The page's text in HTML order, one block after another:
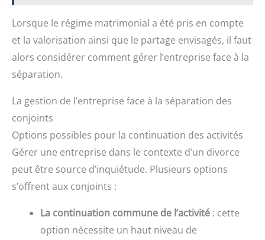
Lorsque le régime matrimonial a été pris en compte
et la valorisation ainsi que le partage envisagés, il faut
alors considérer comment gérer l’entreprise face à la
séparation.
La gestion de l’entreprise face à la séparation des
conjoints
Options possibles pour la continuation des activités
Gérer une entreprise dans le contexte d’un divorce
peut être source d’inquiétude. Plusieurs options
s’offrent aux conjoints :
La continuation commune de l’activité : cette
option nécessite un haut niveau de